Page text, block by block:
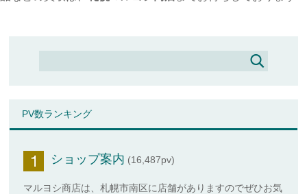
PV数ランキング
ショップ案内 (16,487pv)
マルヨシ商店は、札幌市南区に店舗がありますのでぜひお気